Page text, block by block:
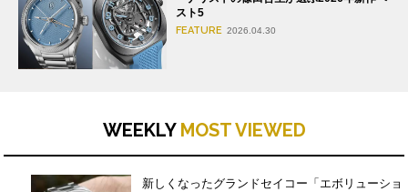
スト5
FEATURE 2026.04.30
WEEKLY MOST VIEWED
新しくなったグランドセイコー「エボリューショ